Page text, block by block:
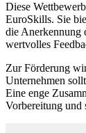
Diese
EuroSkills. Sie
die Anerkennung
wertvolles
Zur Förderung
Unternehmen
Eine enge
Vorbereitung und